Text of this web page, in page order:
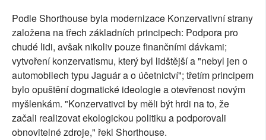
Podle Shorthouse byla modernizace Konzervativní strany
založena na třech základních principech: Podpora pro
chudé lidi, avšak nikoliv pouze finančními dávkami;
vytvoření konzervatismu, který byl lidštější a "nebyl jen o
automobilech typu Jaguár a o účetnictví"; třetím principem
bylo opuštění dogmatické ideologie a otevřenost novým
myšlenkám. "Konzervativci by měli být hrdi na to, že
začali realizovat ekologickou politiku a podporovali
obnovitelné zdroje," řekl Shorthouse.